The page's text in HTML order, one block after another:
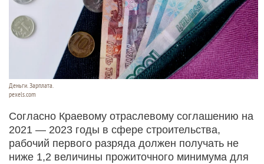
Деньги. Зарплата.
pexels.com
Согласно Краевому отраслевому соглашению на
2021 — 2023 годы в сфере строительства,
рабочий первого разряда должен получать не
ниже 1,2 величины прожиточного минимума для